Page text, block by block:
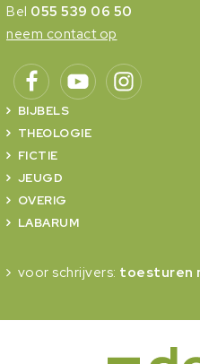
Bel 055 539 06 50
neem contact op
BIJBELS
THEOLOGIE
FICTIE
JEUGD
OVERIG
LABARUM
voor schrijvers: toesturen